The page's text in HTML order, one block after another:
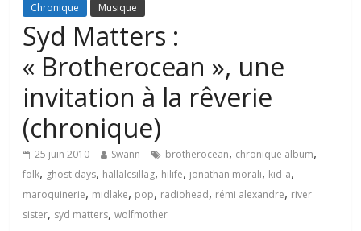
Chronique Musique
Syd Matters :
« Brotherocean », une
invitation à la rêverie
(chronique)
25 juin 2010 Swann brotherocean, chronique album,
folk, ghost days, hallalcsillag, hilife, jonathan morali, kid-a,
maroquinerie, midlake, pop, radiohead, rémi alexandre, river
sister, syd matters,wolfmother